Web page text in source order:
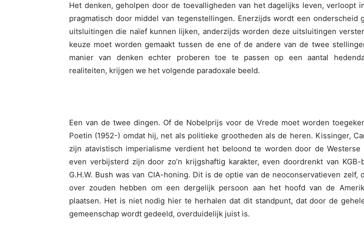
Het denken, geholpen door de toevalligheden van het dagelijks leven, verloopt
pragmatisch door middel van tegenstellingen. Enerzijds wordt een onderscheid
uitsluitingen die naïef kunnen lijken, anderzijds worden deze uitsluitingen
keuze moet worden gemaakt tussen de ene of de andere van de twee
manier van denken echter proberen toe te passen op een aantal
realiteiten, krijgen we het volgende paradoxale beeld.
Een van de twee dingen. Of de Nobelprijs voor de Vrede moet worden
Poetin (1952-) omdat hij, net als politieke grootheden als de heren. Kissinger,
zijn atavistisch imperialisme verdient het beloond te worden door de Westerse
even verbijsterd zijn door zo’n krijgshaftig karakter, even doordrenkt van
G.H.W. Bush was van CIA-honing. Dit is de optie van de neoconservatieven zelf,
over zouden hebben om een dergelijk persoon aan het hoofd van de
plaatsen. Het is niet nodig hier te herhalen dat dit standpunt, dat door de
gemeenschap wordt gedeeld, overduidelijk juist is.